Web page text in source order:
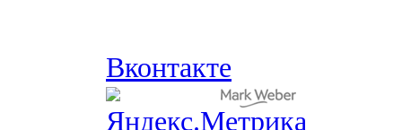
Вконтакте